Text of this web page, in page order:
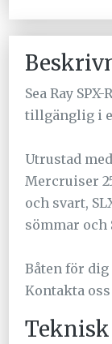
Sea Ray
tillgänglig i
Utrustad
Mercruiser
och svart,
sömmar och
Båten för
Kontakta